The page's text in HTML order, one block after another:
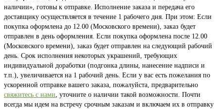
наличии», готовы к отправке. Исполнение заказа и передача его
доставщику осуществляется в течение 1 рабочего дня. При этом: Если
покупка оформлена до 12.00 (Московского времени), заказ будет
отправлен в день оформления. Если покупка оформлена после 12.00
(Московского времени), заказ будет отправлен на следующий рабочий
день. Срок исполнения некоторых украшений, требующих
индивидуальной доработки (подгонка длины, нанесение надписи и
т.п.), увеличивается на 1 рабочий день. Если у вас есть пожелания по
ускоренной отправке вашего заказа, пожалуйста, предварительно
свяжитесь с нами, уточните о наличии такой возможности. Почти
всегда мы идем на встречу срочным заказам и включаем их в отправку